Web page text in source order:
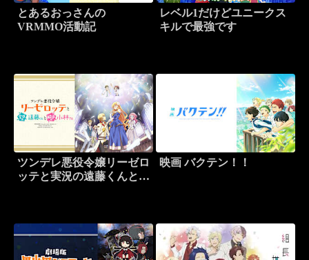
とあるおっさんの
VRMMO活動記
レベル1だけどユニークス
キルで最強です
ツンデレ悪役令嬢リーゼロ
ッテと実況の遠藤くんと解
映画 バクテン！！